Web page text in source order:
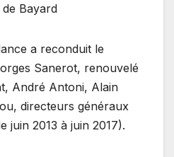
Bayard
a reconduit le
Sanerot, renouvelé
André Antoni, Alain
directeurs généraux
juin 2013 à juin 2017).